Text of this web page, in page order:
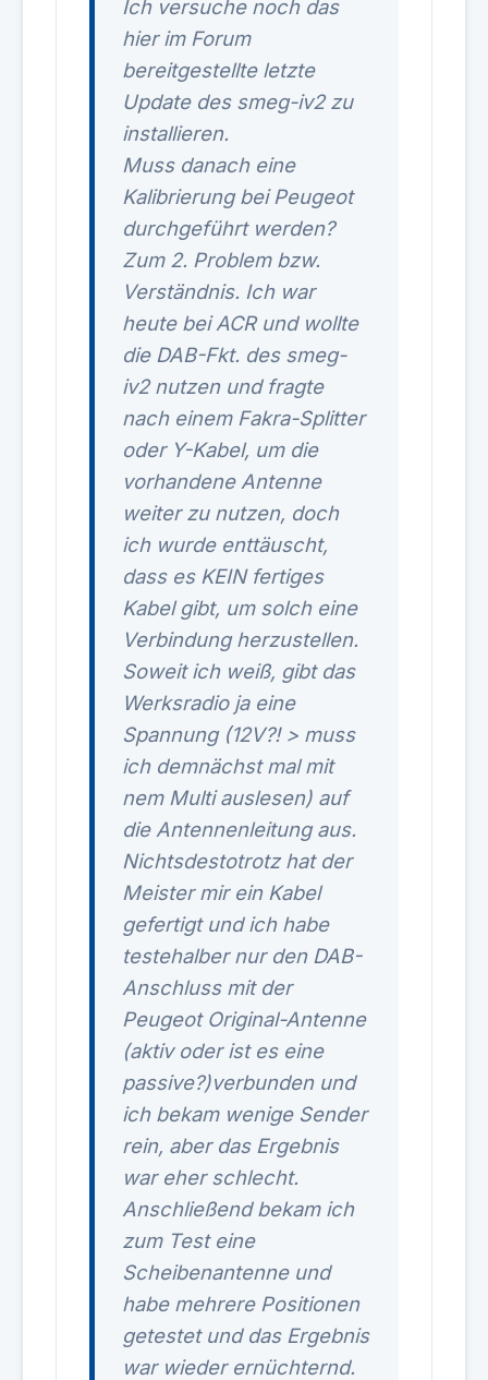
Ich versuche noch das
hier im Forum
bereitgestellte letzte
Update des smeg-iv2 zu
installieren.
Muss danach eine
Kalibrierung bei Peugeot
durchgeführt werden?
Zum 2. Problem bzw.
Verständnis. Ich war
heute bei ACR und wollte
die DAB-Fkt. des smeg-
iv2 nutzen und fragte
nach einem Fakra-Splitter
oder Y-Kabel, um die
vorhandene Antenne
weiter zu nutzen, doch
ich wurde enttäuscht,
dass es KEIN fertiges
Kabel gibt, um solch eine
Verbindung herzustellen.
Soweit ich weiß, gibt das
Werksradio ja eine
Spannung (12V?! > muss
ich demnächst mal mit
nem Multi auslesen) auf
die Antennenleitung aus.
Nichtsdestotrotz hat der
Meister mir ein Kabel
gefertigt und ich habe
testehalber nur den DAB-
Anschluss mit der
Peugeot Original-Antenne
(aktiv oder ist es eine
passive?)verbunden und
ich bekam wenige Sender
rein, aber das Ergebnis
war eher schlecht.
Anschließend bekam ich
zum Test eine
Scheibenantenne und
habe mehrere Positionen
getestet und das Ergebnis
war wieder ernüchternd.